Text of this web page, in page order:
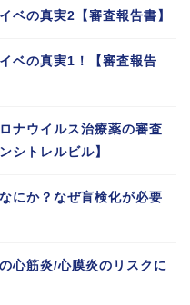
ベの真実2【審査報告書】
ベの真実1！【審査報告
ナウイルス治療薬の審査
シトレルビル】
にか？なぜ盲検化が必要
心筋炎/心膜炎のリスクに